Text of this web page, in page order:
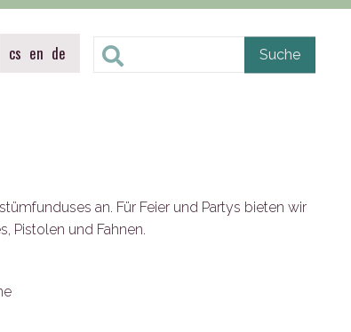
cs en de
an. Für Feier und Partys bieten wir
Pistolen und Fahnen.